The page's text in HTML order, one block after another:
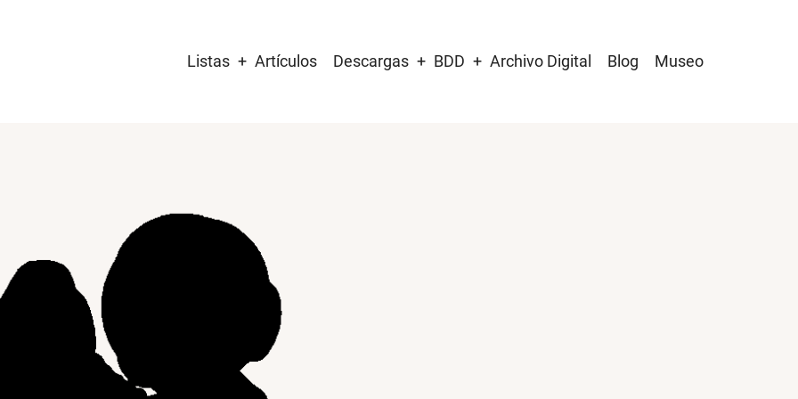
navigation
Listas Artículos Descargas BDD Archivo Digital Blog Museo